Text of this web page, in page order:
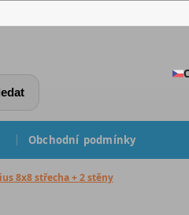
Obchodní podmínky
8x8 střecha + 2 stěny